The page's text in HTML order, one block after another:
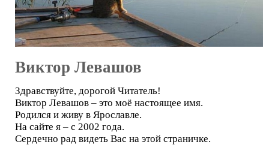
Виктор Левашов
Здравствуйте, дорогой Читатель!
Виктор Левашов – это моё настоящее имя.
Родился и живу в Ярославле.
На сайте я – с 2002 года.
Сердечно рад видеть Вас на этой страничке.